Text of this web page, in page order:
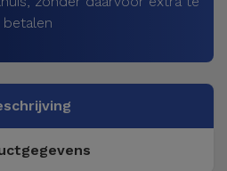
betalen